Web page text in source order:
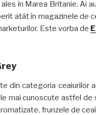
în Marea Britanie. Ai
atât în magazinele de
Este vorba de
din categoria ceaiurilor
mai cunoscute astfel de
frunzele de